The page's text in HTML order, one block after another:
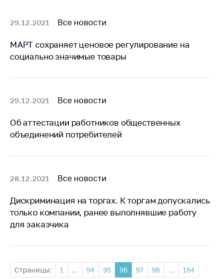
29.12.2021 Все новости
МАРТ сохраняет ценовое регулирование на
социально значимые товары
29.12.2021 Все новости
Об аттестации работников общественных
объединений потребителей
28.12.2021 Все новости
Дискриминация на торгах. К торгам допускались
только компании, ранее выполнявшие работу
для заказчика
Страницы: 1 ... 94 95 96 97 98 ... 164